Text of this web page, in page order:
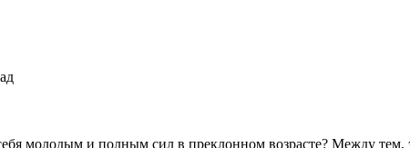
молодым и полным сил в преклонном возрасте? Между